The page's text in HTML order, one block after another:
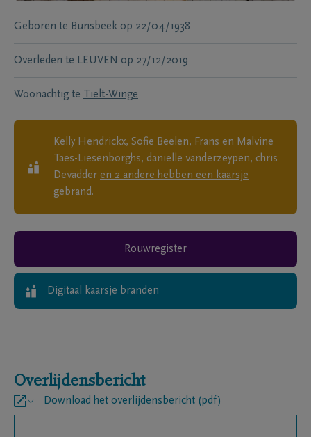
Geboren te Bunsbeek op 22/04/1938
Overleden te LEUVEN op 27/12/2019
Woonachtig te Tielt-Winge
Kelly Hendrickx, Sofie Beelen, Frans en Malvine
Taes-Liesenborghs, danielle vanderzeypen, chris
Devadder en 2 andere hebben een kaarsje
gebrand.
Rouwregister
Digitaal kaarsje branden
Overlijdensbericht
Download het overlijdensbericht (pdf)